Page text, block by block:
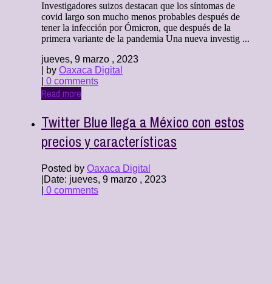
Investigadores suizos destacan que los síntomas de
covid largo son mucho menos probables después de
tener la infección por Ómicron, que después de la
primera variante de la pandemia Una nueva investig ...
jueves, 9 marzo , 2023
| by Oaxaca Digital
0 comments
Read more
Twitter Blue llega a México con estos
precios y características
Posted by Oaxaca Digital
Date: jueves, 9 marzo , 2023
0 comments